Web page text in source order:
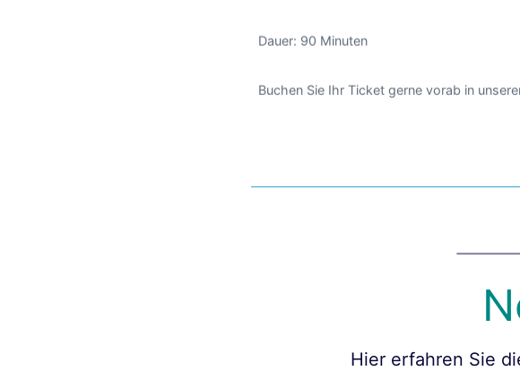
Dauer: 90 Minuten
Buchen Sie Ihr Ticket gerne vorab in
Hier erfahren Sie